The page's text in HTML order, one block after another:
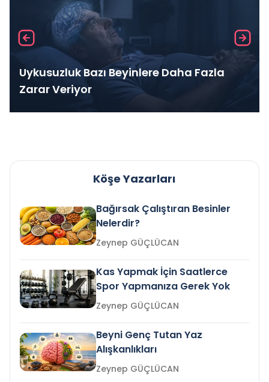
Uykusuzluk Bazı Beyinlere Daha Fazla
Zarar Veriyor
Köşe Yazarları
Bağırsak Çalıştıran Besinler
Nelerdir?
Zeynep GÜÇLÜCAN
Kas Yapmak İçin Saatlerce
Spor Yapmanıza Gerek Yok
Zeynep GÜÇLÜCAN
Beyni Genç Tutan Yaz
Alışkanlıkları
Zeynep GÜÇLÜCAN